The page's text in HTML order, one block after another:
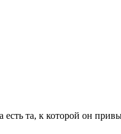
есть та, к которой он